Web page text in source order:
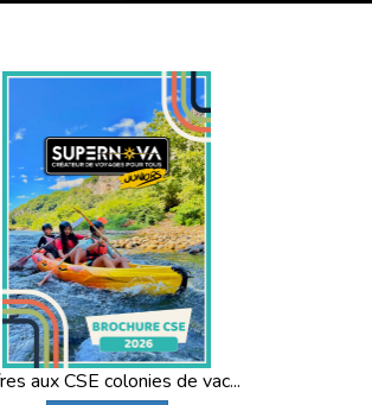
aux CSE colonies de vac...